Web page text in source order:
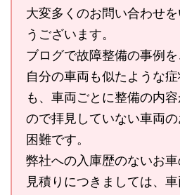
大変多くのお問い合わせ
うございます。
ブログで故障整備の事例
自分の車両も似たような
も、車両ごとに整備の内
ので拝見していない車両
困難です。
弊社への入庫歴のないお
見積りにつきましては、